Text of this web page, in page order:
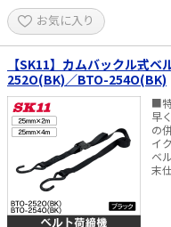
ト
だ
い。
お気に入り
【SK11】カムバックル式
252O(BK)／BTO-254O(BK)
■
早
の
イ
ベ
末